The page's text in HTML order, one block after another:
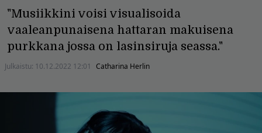
"Musiikkini voisi visualisoida
vaaleanpunaisena hattaran makuisena
purkkana jossa on lasinsiruja seassa."
Julkaistu: 10.12.2022 12:01 Catharina Herlin